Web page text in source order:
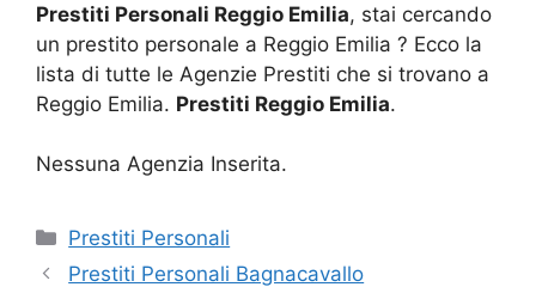
Prestiti Personali Reggio Emilia, stai cercando
un prestito personale a Reggio Emilia ? Ecco la
lista di tutte le Agenzie Prestiti che si trovano a
Reggio Emilia. Prestiti Reggio Emilia.
Nessuna Agenzia Inserita.
Categorie
Prestiti Personali
Prestiti Personali Bagnacavallo